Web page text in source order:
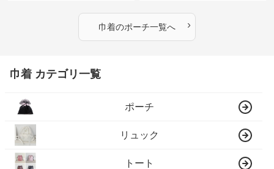
巾着のポーチ一覧へ ›
巾着 カテゴリ一覧
ポーチ
リュック
トート